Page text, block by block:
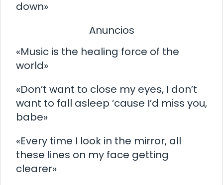
down»
Anuncios
«Music is the healing force of the
world»
«Don’t want to close my eyes, I don’t
want to fall asleep ‘cause I’d miss you,
babe»
«Every time I look in the mirror, all
these lines on my face getting
clearer»